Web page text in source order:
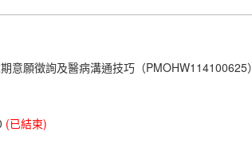
意願徵詢及醫病溝通技巧（PMOHW114100625）
(已結束)